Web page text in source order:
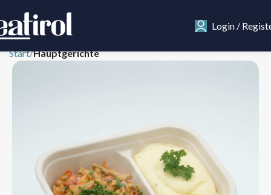
Login /
Start Hauptgerichte